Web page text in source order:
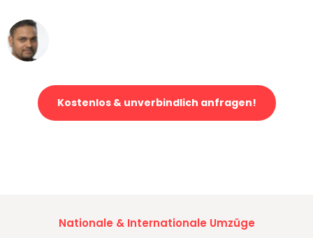
Kostenlos & unverbindlich anfragen!
Nationale & Internationale Umzüge